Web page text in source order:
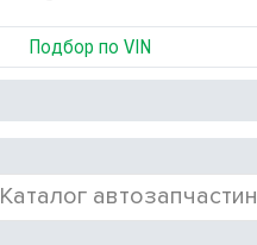
Подбор по VIN
Каталог автозапчастин